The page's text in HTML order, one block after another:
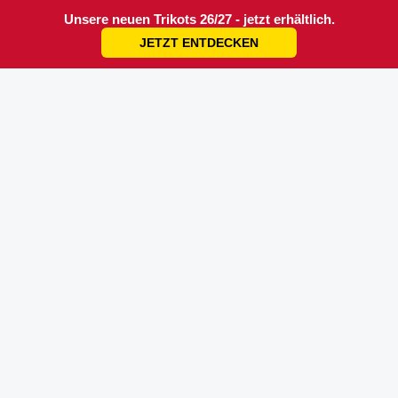
Unsere neuen Trikots 26/27 - jetzt erhältlich.
JETZT ENTDECKEN